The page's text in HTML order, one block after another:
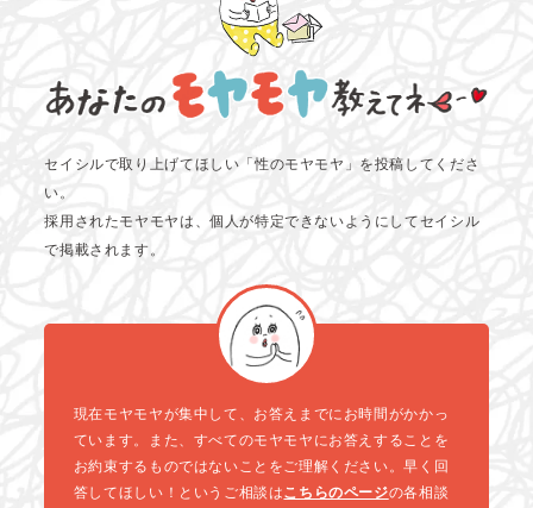
セイシルで取り上げてほしい「性のモヤモヤ」を投稿してくださ
い。
採用されたモヤモヤは、個人が特定できないようにしてセイシル
で掲載されます。
現在モヤモヤが集中して、お答えまでにお時間がかかっ
ています。また、すべてのモヤモヤにお答えすることを
お約束するものではないことをご理解ください。早く回
答してほしい！というご相談はこちらのページの各相談